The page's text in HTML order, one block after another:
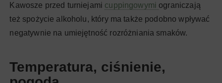
Kawosze przed turniejami cuppingowymi ograniczają
też spożycie alkoholu, który ma także podobno wpływać
negatywnie na umiejętność rozróżniania smaków.
Temperatura, ciśnienie,